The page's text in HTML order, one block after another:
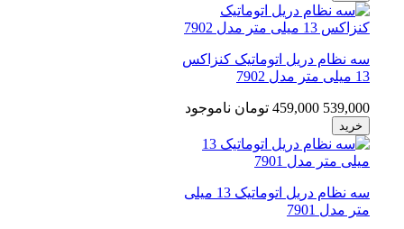
سه نظام دریل اتوماتیک کنزاکس
539,000 459,000 تومان ناموجود
سه نظام دریل اتوماتیک 13 میلی
متر مدل 7901